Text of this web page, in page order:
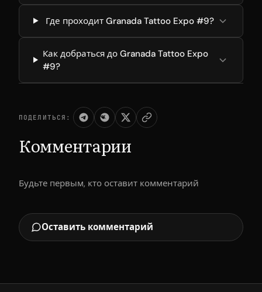
Где проходит Granada Tattoo Expo #9?
Как добраться до Granada Tattoo Expo
#9?
ПОДЕЛИТЬСЯ:
Комментарии
Будьте первым, кто оставит комментарий
Оставить комментарий